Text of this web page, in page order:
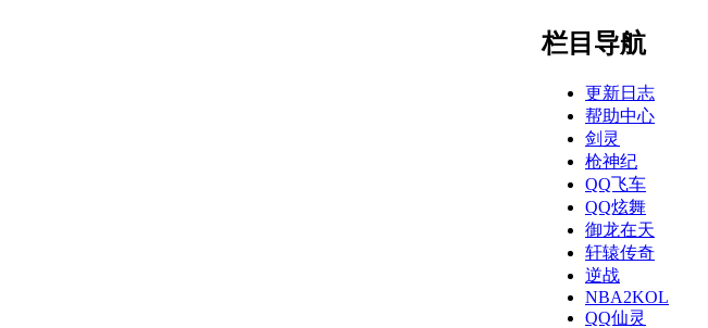
栏目导航
更新日志
帮助中心
剑灵
枪神纪
QQ飞车
QQ炫舞
御龙在天
轩辕传奇
逆战
NBA2KOL
QQ仙灵